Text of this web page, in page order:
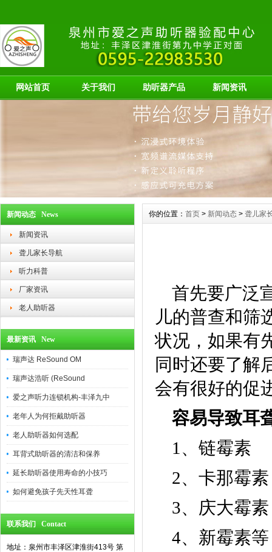
网站首页 关于我们 助听器产品 新闻资讯
新闻动态 News
新闻资讯
聋儿家长导航
听力科普
厂家资讯
老人助听器
最新资讯 New
瑞声达 ReSound OM
瑞声达浩听 (ReSound
爱之声听力连锁机构-丰泽九中
老年人为何拒戴助听器
老人助听器如何选配
耳背式助听器的清洁和保养
延长助听器使用寿命的小技巧
如何避免孩子先天性耳聋
联系我们 Contact
地址：泉州市丰泽区津淮街413号 第
你的位置： 首页 > 新闻动态 > 聋儿家
首先要广泛
儿的普查和筛
状况，如果有
同时还要了解
会有很好的促
容易导致耳
1、链霉素
2、卡那霉素
3、庆大霉素
4、新霉素